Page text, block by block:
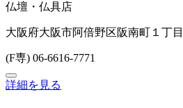
仏壇・仏具店
大阪府大阪市阿倍野区阪南町１丁
(F専) 06-6616-7771
詳細を見る